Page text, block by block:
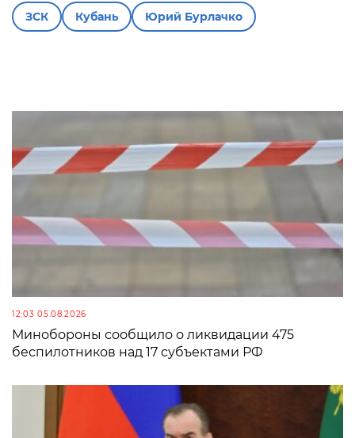
ЗСК Кубань Юрий Бурлачко
12:03 05.08.2026
Минобороны сообщило о ликвидации 475
беспилотников над 17 субъектами РФ